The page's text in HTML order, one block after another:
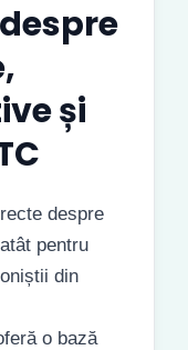
și
despre
pentru
din
o bază